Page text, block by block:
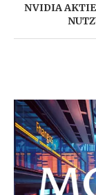
NVIDIA